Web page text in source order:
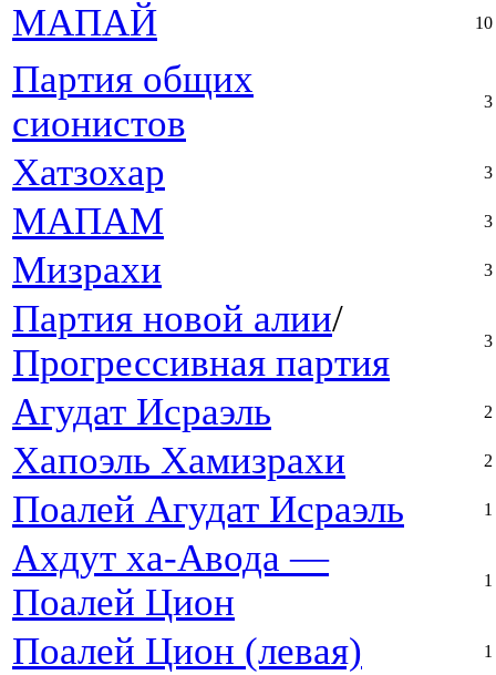
МАПАЙ 10
Партия общих
сионистов
3
Хатзохар 3
МАПАМ 3
Мизрахи 3
Партия новой алии/
Прогрессивная партия
3
Агудат Исраэль 2
Хапоэль Хамизрахи 2
Поалей Агудат Исраэль 1
Ахдут ха-Авода —
Поалей Цион
1
Поалей Цион (левая) 1